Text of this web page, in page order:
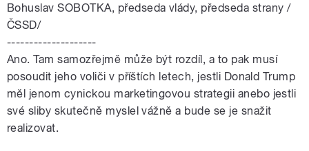
Bohuslav SOBOTKA, předseda vlády, předseda strany /
ČSSD/
--------------------
Ano. Tam samozřejmě může být rozdíl, a to pak musí
posoudit jeho voliči v příštích letech, jestli Donald Trump
měl jenom cynickou marketingovou strategii anebo jestli
své sliby skutečně myslel vážně a bude se je snažit
realizovat.